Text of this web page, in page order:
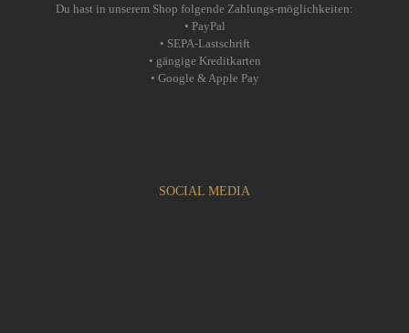
Du hast in unserem Shop folgende Zahlungs-möglichkeiten:
• PayPal
• SEPA-Lastschrift
• gängige Kreditkarten
• Google & Apple Pay
SOCIAL MEDIA